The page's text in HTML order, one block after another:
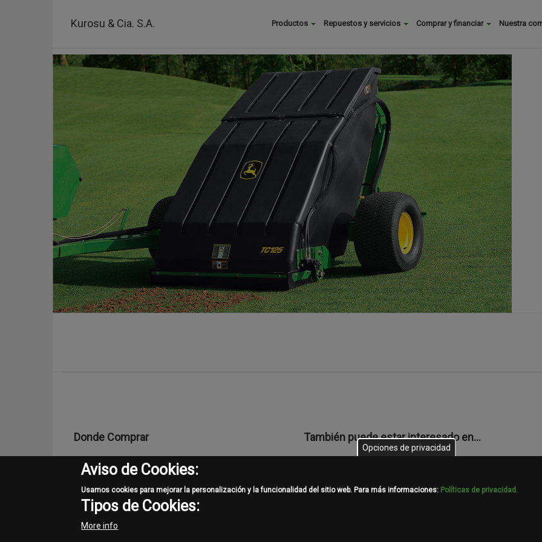
Kurosu & Cia. S.A. Buscar
menu
Productos Repuestos y servicios Comprar y financiar Nuestra
Donde Comprar
Encuentre al distribuidor más cercano
También puede estar interesado en…
Opciones de privacidad
Aviso de Cookies:
Usamos cookies para mejorar la personalización y la funcionalidad del sitio web. Para más informaciones: Políticas de privacidad.
Tipos de Cookies:
More info